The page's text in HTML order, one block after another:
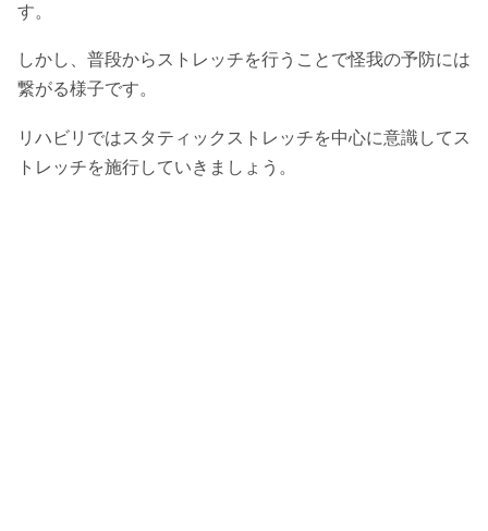
す。
しかし、普段からストレッチを行うことで怪我の予防には
繋がる様子です。
リハビリではスタティックストレッチを中心に意識してス
トレッチを施行していきましょう。